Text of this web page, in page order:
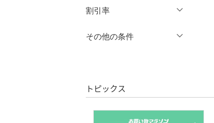
スカート
オールインワン・オーバ
ーオール
シューズ・靴
インナー・ルームウェア
クリア 絞り込み
割引率
％OFF～ ％OFF
その他の条件
クリア 絞り込み
トピックス